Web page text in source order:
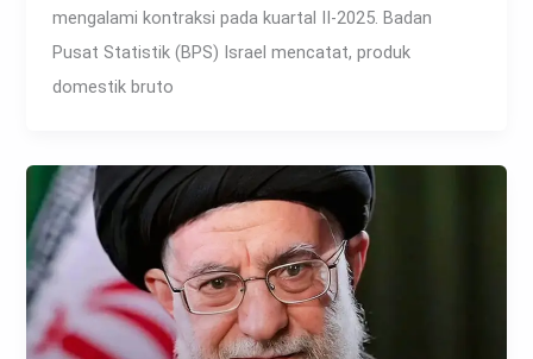
mengalami kontraksi pada kuartal II-2025. Badan
Pusat Statistik (BPS) Israel mencatat, produk
domestik bruto